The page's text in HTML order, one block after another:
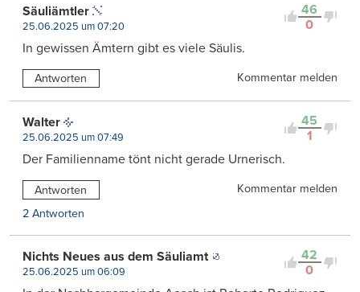
46
0
Säuliämtler
25.06.2025 um 07:20
In gewissen Ämtern gibt es viele Säulis.
Antworten Kommentar melden
45
1
Walter
25.06.2025 um 07:49
Der Familienname tönt nicht gerade Urnerisch.
Antworten
Kommentar melden
2 Antworten
42
0
Nichts Neues aus dem Säuliamt
25.06.2025 um 06:09